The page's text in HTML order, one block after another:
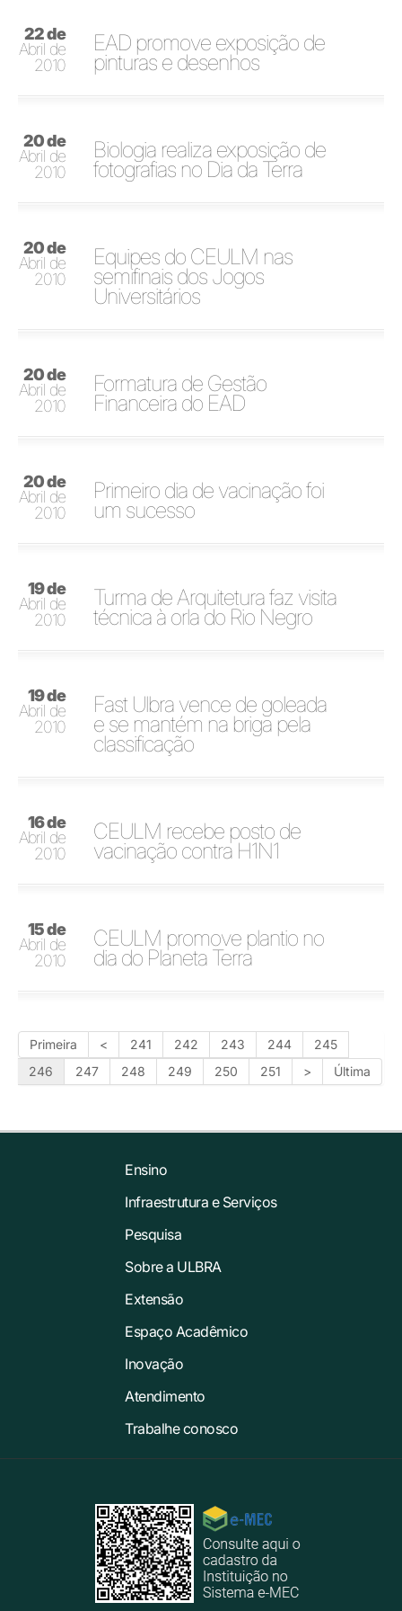
22 de
Abril de
2010
EAD promove exposição de
pinturas e desenhos
20 de
Abril de
2010
Biologia realiza exposição de
fotografias no Dia da Terra
20 de
Abril de
2010
Equipes do CEULM nas
semifinais dos Jogos
Universitários
20 de
Abril de
2010
Formatura de Gestão
Financeira do EAD
20 de
Abril de
2010
Primeiro dia de vacinação foi
um sucesso
19 de
Abril de
2010
Turma de Arquitetura faz visita
técnica à orla do Rio Negro
19 de
Abril de
2010
Fast Ulbra vence de goleada
e se mantém na briga pela
classificação
16 de
Abril de
2010
CEULM recebe posto de
vacinação contra H1N1
15 de
Abril de
2010
CEULM promove plantio no
dia do Planeta Terra
Primeira < 241 242 243 244
245
246
247 248 249 250 251 > Última
Ensino
Infraestrutura e Serviços
Pesquisa
Sobre a ULBRA
Extensão
Espaço Acadêmico
Inovação
Atendimento
Trabalhe conosco